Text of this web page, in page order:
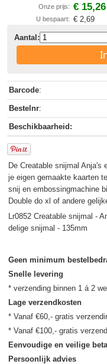
Onze prijs: € 15,26
U bespaart: € 2,69
Aantal:
Barcode:
Bestelnr:
Beschikbaarheid:
De Creatable snijmal Anja's
je eigen gemaakte kaarten
snij en embossingmachine
Double do xl of andere
Lr0852 Creatable snijmal -
delige snijmal - 135mm
Geen minimum
Snelle levering
Lage verzendkosten
* Vanaf €60,- gratis
Eenvoudige en veilige
Persoonlijk advies